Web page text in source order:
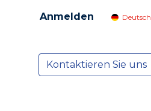
Anmelden Deutsch
NEWS
Kontaktieren Sie uns